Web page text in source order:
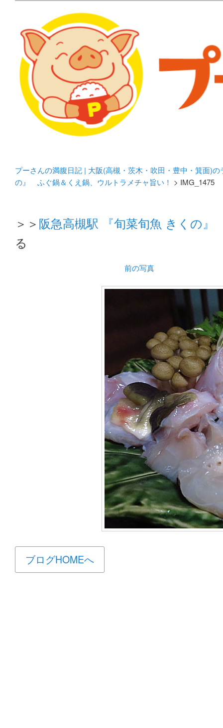
プーさんの満腹日記 |
豊中・箕面)のランチ＆
化してます。
プーさんの満腹日記 | 大阪(高槻・茨木・吹田・豊中・箕面)
の』 ふぐ鍋＆くえ鍋、ウルトラメチャ旨い！ > IMG_1475
＞＞ 阪急高槻駅 『旬菜旬魚 きくの
る
前の写真
ブログHOMEへ